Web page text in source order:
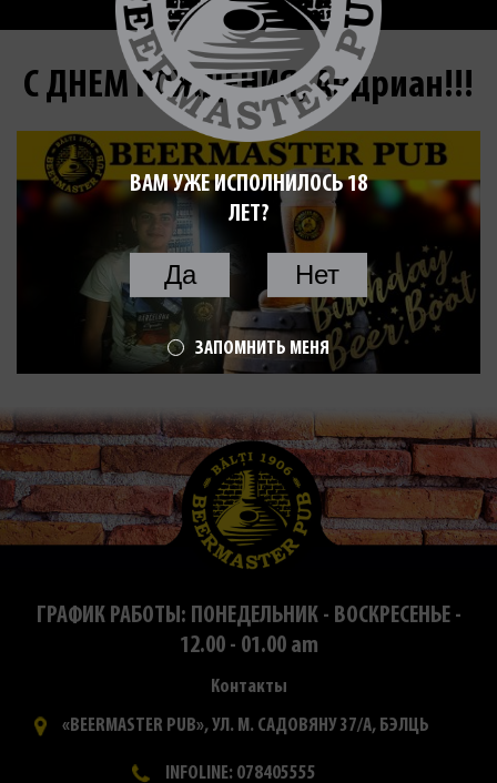
С ДНЕМ РОЖДЕНИЯ, Андриан!!!
ГРАФИК РАБОТЫ: ПОНЕДЕЛЬНИК - ВОСКРЕСЕНЬЕ -
12.00 - 01.00 am
Контакты
«BEERMASTER PUB», УЛ. М. САДОВЯНУ 37/А, БЭЛЦЬ
INFOLINE: 078405555
ВАМ УЖЕ ИСПОЛНИЛОСЬ 18
ЛЕТ?
Да Нет
ЗАПОМНИТЬ МЕНЯ